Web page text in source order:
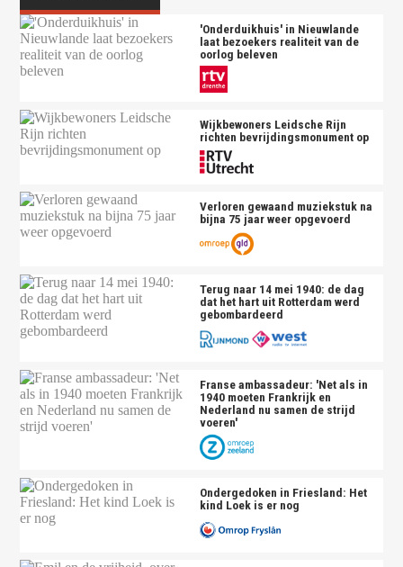
'Onderduikhuis' in Nieuwlande
laat bezoekers realiteit van de
oorlog beleven
Wijkbewoners Leidsche Rijn
richten bevrijdingsmonument op
Verloren gewaand muziekstuk na
bijna 75 jaar weer opgevoerd
Terug naar 14 mei 1940: de dag
dat het hart uit Rotterdam werd
gebombardeerd
Franse ambassadeur: 'Net als in
1940 moeten Frankrijk en
Nederland nu samen de strijd
voeren'
Ondergedoken in Friesland: Het
kind Loek is er nog